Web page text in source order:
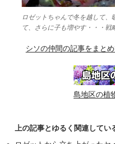
ロゼットちゃんで冬を越して、
て、さらに子も増やす・・・戦
シソの仲間の記事をまと
島地区の植
上の記事とゆるく関連してい